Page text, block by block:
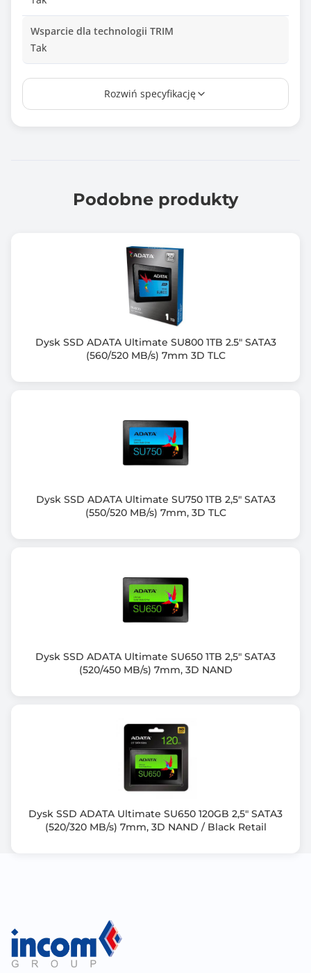
Wsparcie dla technologii TRIM
Tak
Interfejs
PCIe 3.0 x4 NVMe
Typ złącza
2000 MB/s
TBW (ang. Total Bytes Written)
Średni czas miedzy uszkodzeniami (MTBF)
1500000 h
Czarny (Black)
Temperatura pracy: 0 °C ~ 70°C
Gwarancja producenta [mies.]
Rozwiń specyfikację
Podobne produkty
Dysk SSD ADATA Ultimate SU800 1TB 2.5" SATA3
(560/520 MB/s) 7mm 3D TLC
Dysk SSD ADATA Ultimate SU750 1TB 2,5" SATA3
(550/520 MB/s) 7mm, 3D TLC
Dysk SSD ADATA Ultimate SU650 1TB 2,5" SATA3
(520/450 MB/s) 7mm, 3D NAND
Dysk SSD ADATA Ultimate SU650 120GB 2,5" SATA3
(520/320 MB/s) 7mm, 3D NAND / Black Retail